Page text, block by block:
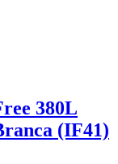
380L
(IF41)